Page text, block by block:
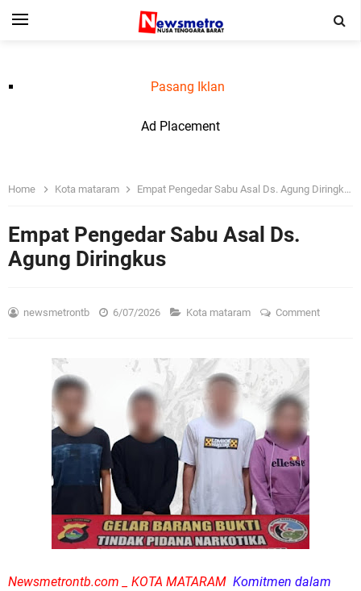
Pasang Iklan
Ad Placement
Home Kota mataram Empat Pengedar Sabu Asal Ds. Agung Diringkus
Empat Pengedar Sabu Asal Ds.
Agung Diringkus
newsmetrontb 6/07/2026 Kota mataram Comment
Newsmetrontb.com _ KOTA MATARAM Komitmen dalam